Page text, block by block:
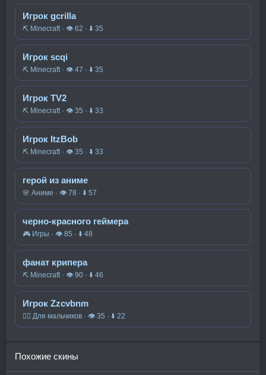
Игрок gcrilla
⛏️ Minecraft · 👁 62 · ⬇ 35
Игрок scqi
⛏️ Minecraft · 👁 47 · ⬇ 35
Игрок TV2
⛏️ Minecraft · 👁 35 · ⬇ 33
Игрок ItzBob
⛏️ Minecraft · 👁 35 · ⬇ 33
герой из аниме
🌸 Аниме · 👁 78 · ⬇ 57
черно-красного геймера
🎮 Игры · 👁 85 · ⬇ 48
фанат крипера
⛏️ Minecraft · 👁 90 · ⬇ 46
Игрок Zzcvbnm
🧍‍♂️ Для мальчиков · 👁 35 · ⬇ 22
Похожие скины